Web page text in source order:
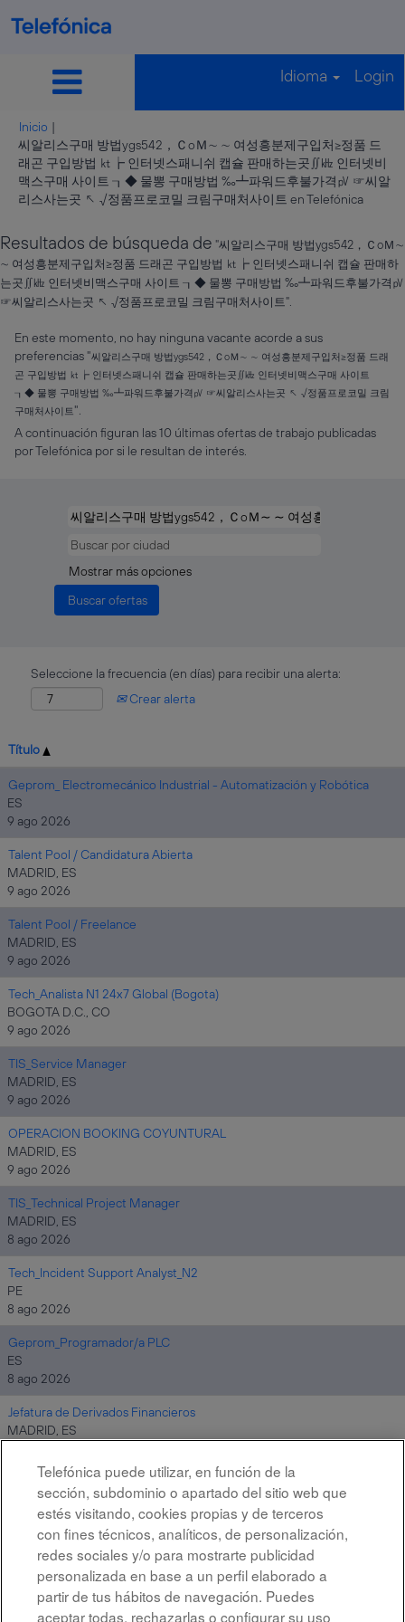
Idioma Login
Inicio |
씨알리스구매 방법ygs542，ＣoＭ∼ ∼ 여성흥분제구입처≥정품 드
래곤 구입방법 ㏏┢ 인터넷스패니쉬 캡슐 판매하는곳∬㎑ 인터넷비
맥스구매 사이트 ┒◆ 물뽕 구매방법 ‰┻파워드후불가격㎴ ☞씨알
리스사는곳 ↖ √정품프로코밀 크림구매처사이트 en Telefónica(página
Resultados de búsqueda de "씨알리스구매 방법ygs542，ＣoＭ∼
∼ 여성흥분제구입처≥정품 드래곤 구입방법 ㏏┢ 인터넷스패니쉬 캡슐 판매하
는곳∬㎑ 인터넷비맥스구매 사이트 ┒◆ 물뽕 구매방법 ‰┻파워드후불가격㎴
☞씨알리스사는곳 ↖ √정품프로코밀 크림구매처사이트".
En este momento, no hay ninguna vacante acorde a sus
preferencias "씨알리스구매 방법ygs542，ＣoＭ∼ ∼ 여성흥분제구입처≥정품 드래
곤 구입방법 ㏏┢ 인터넷스패니쉬 캡슐 판매하는곳∬㎑ 인터넷비맥스구매 사이트
┒◆ 물뽕 구매방법 ‰┻파워드후불가격㎴ ☞씨알리스사는곳 ↖ √정품프로코밀 크림
구매처사이트".
A continuación figuran las 10 últimas ofertas de trabajo publicadas
por Telefónica por si le resultan de interés.
Mostrar más opciones
Seleccione la frecuencia (en días) para recibir una alerta:
Crear alerta
Título
Geprom_ Electromecánico Industrial - Automatización y Robótica
ES
9 ago 2026
Talent Pool / Candidatura Abierta
MADRID, ES
9 ago 2026
Talent Pool / Freelance
MADRID, ES
9 ago 2026
Tech_Analista N1 24x7 Global (Bogota)
BOGOTA D.C., CO
9 ago 2026
TIS_Service Manager
MADRID, ES
9 ago 2026
OPERACION BOOKING COYUNTURAL
MADRID, ES
9 ago 2026
TIS_Technical Project Manager
MADRID, ES
8 ago 2026
Tech_Incident Support Analyst_N2
PE
8 ago 2026
Geprom_Programador/a PLC
ES
8 ago 2026
Jefatura de Derivados Financieros
MADRID, ES
Resultados
Telefónica puede utilizar, en función de la
sección, subdominio o apartado del sitio web que
estés visitando, cookies propias y de terceros
con fines técnicos, analíticos, de personalización,
redes sociales y/o para mostrarte publicidad
personalizada en base a un perfil elaborado a
partir de tus hábitos de navegación. Puedes
aceptar todas, rechazarlas o configurar su uso